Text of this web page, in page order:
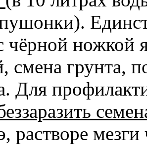
чёрной ножкой
смена грунта,
Для
растворе